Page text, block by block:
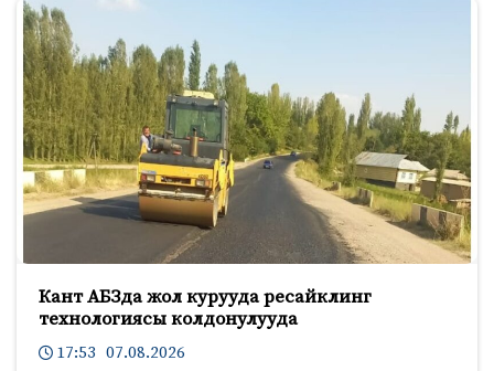
Кант АБЗда жол курууда ресайклинг
технологиясы колдонулууда
17:53 07.08.2026